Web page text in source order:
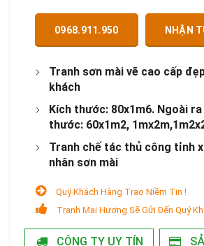
0968.911.950 NHẬN
Tranh sơn mài vẽ cao cấp
khách
Kích thước: 80x1m6. Ngoài
thước: 60x1m2,
Tranh chế tác thủ công tỉnh
nhân sơn mài
Quý Khách Hàng Trao Niềm Tin !
Tranh Mai Hương Sẽ Gửi Đến Quý
CÔNG TY UY TÍN